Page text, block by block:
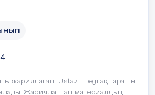
бұл
кәсіптік дайындық
мен біліктілігі,
неше метр?
жариялаған. Ustaz Tilegi ақпаратты
Жарияланған материалдың